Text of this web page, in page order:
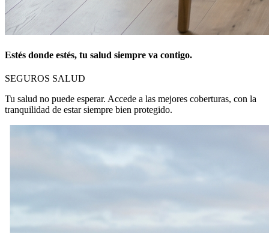
Estés donde estés, tu salud siempre va contigo.
SEGUROS SALUD
Tu salud no puede esperar. Accede a las mejores coberturas, con la
tranquilidad de estar siempre bien protegido.